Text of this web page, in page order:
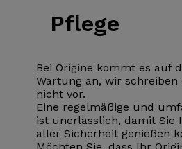
Pflege
Bei Origine kommt es auf
Wartung an, wir schreiben
nicht vor.
Eine regelmäßige und
ist unerlässlich, damit Sie
aller Sicherheit genießen